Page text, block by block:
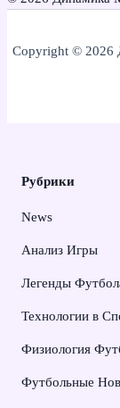
Copyright © 2026
Рубрики
News
Анализ Игры
Легенды
Технологии в
Физиология
Футбольные